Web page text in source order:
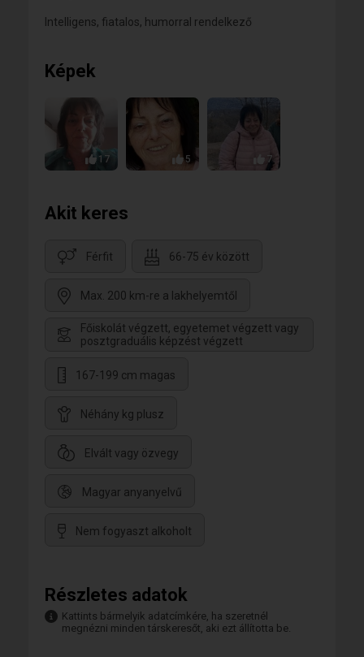
Intelligens, fiatalos, humorral rendelkező
Képek
17 5 7
Akit keres
Férfit 66-75 év között
Max. 200 km-re a lakhelyemtől
Főiskolát végzett, egyetemet végzett vagy
posztgraduális képzést végzett
167-199 cm magas
Néhány kg plusz
Elvált vagy özvegy
Magyar anyanyelvű
Nem fogyaszt alkoholt
Részletes adatok
Kattints bármelyik adatcímkére, ha szeretnél
megnézni minden társkeresőt, aki ezt állította be.